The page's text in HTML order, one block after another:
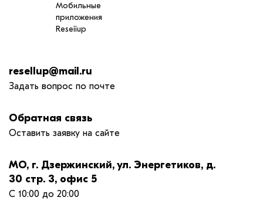
Мобильные
приложения
Reseiiup
resellup@mail.ru
Задать вопрос по почте
Обратная связь
Оставить заявку на сайте
МО, г. Дзержинский, ул. Энергетиков, д.
30 стр. 3, офис 5
С 10:00 до 20:00